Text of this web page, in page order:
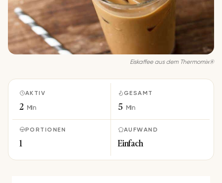
Eiskaffee aus dem Thermomix®
AKTIV
2 Min
GESAMT
5 Min
PORTIONEN
1
AUFWAND
Einfach